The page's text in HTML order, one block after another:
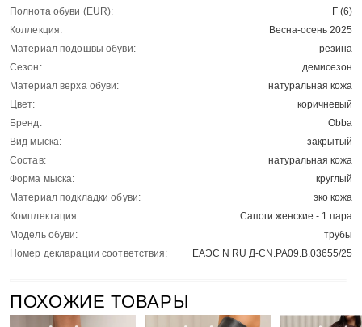
Полнота обуви (EUR):
F (6)
Коллекция:
Весна-осень 2025
Материал подошвы обуви:
резина
Сезон:
демисезон
Материал верха обуви:
натуральная кожа
Цвет:
коричневый
Бренд:
Obba
Вид мыска:
закрытый
Состав:
натуральная кожа
Форма мыска:
круглый
Материал подкладки обуви:
эко кожа
Комплектация:
Сапоги женские - 1 пара
Модель обуви:
трубы
Номер декларации соответствия:
ЕАЭС N RU Д-CN.РА09.В.03655/25
ПОХОЖИЕ ТОВАРЫ